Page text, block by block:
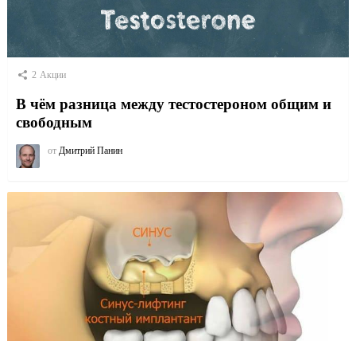
2 Акции
В чём разница между тестостероном общим и
свободным
от Дмитрий Панин